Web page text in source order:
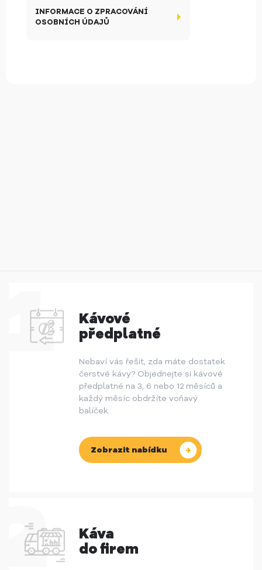
INFORMACE O ZPRACOVÁNÍ
OSOBNÍCH ÚDAJŮ
Kávové
předplatné
Nebaví vás řešit, zda máte dostatek
čerstvé kávy? Objednejte si kávové
předplatné na 3, 6 nebo 12 měsíců a
každý měsíc obdržíte voňavý
balíček.
Zobrazit nabídku
Káva
do firem